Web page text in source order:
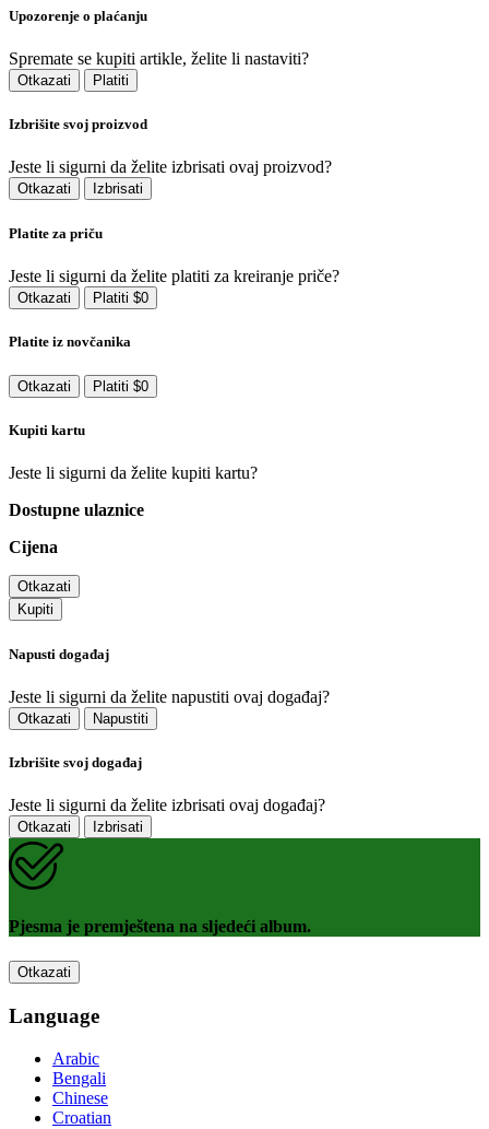
Upozorenje o plaćanju
Spremate se kupiti artikle, želite li nastaviti?
Otkazati Platiti
Izbrišite svoj proizvod
Jeste li sigurni da želite izbrisati ovaj proizvod?
Otkazati Izbrisati
Platite za priču
Jeste li sigurni da želite platiti za kreiranje priče?
Otkazati Platiti $0
Platite iz novčanika
Otkazati Platiti $0
Kupiti kartu
Jeste li sigurni da želite kupiti kartu?
Dostupne ulaznice
Cijena
Otkazati
Kupiti
Napusti događaj
Jeste li sigurni da želite napustiti ovaj događaj?
Otkazati Napustiti
Izbrišite svoj događaj
Jeste li sigurni da želite izbrisati ovaj događaj?
Otkazati Izbrisati
Pjesma je premještena na sljedeći album.
Otkazati
Language
Arabic
Bengali
Chinese
Croatian